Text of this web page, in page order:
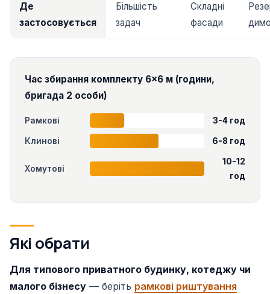
Де
застосовується
Більшість
задач
Складні
фасади
Час збирання комплекту 6×6 м (години,
бригада 2 особи)
Рамкові 3-4 год
Клинові 6-8 год
Хомутові
10-12
год
Які обрати
Для типового приватного будинку, котеджу чи
малого бізнесу — беріть рамкові риштування